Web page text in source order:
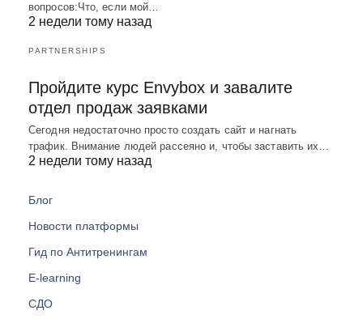
вопросов:Что, если мой…
2 недели тому назад
PARTNERSHIPS
Пройдите курс Envybox и завалите
отдел продаж заявками
Сегодня недостаточно просто создать сайт и нагнать
трафик. Внимание людей рассеяно и, чтобы заставить их…
2 недели тому назад
Блог
Новости платформы
Гид по Антитренингам
E-learning
СДО